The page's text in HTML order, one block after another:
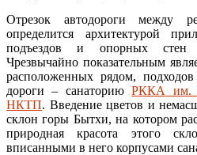
Отрезок автодороги между
определится архитектурой
подъездов и опорных стен
Чрезвычайно показательным
расположенных рядом,
дороги – санаториюРККА им.
НКТП. Введение цветов и
склон горы Бытхи, на котором
природная красота этого
вписанными в него корпусами